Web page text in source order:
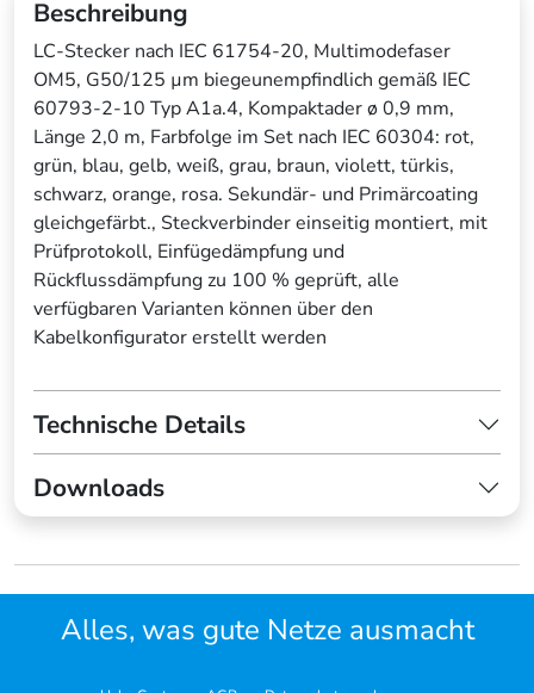
Beschreibung
LC-Stecker nach IEC 61754-20, Multimodefaser
OM5, G50/125 µm biegeunempfindlich gemäß IEC
60793-2-10 Typ A1a.4, Kompaktader ø 0,9 mm,
Länge 2,0 m, Farbfolge im Set nach IEC 60304: rot,
grün, blau, gelb, weiß, grau, braun, violett, türkis,
schwarz, orange, rosa. Sekundär- und Primärcoating
gleichgefärbt., Steckverbinder einseitig montiert, mit
Prüfprotokoll, Einfügedämpfung und
Rückflussdämpfung zu 100 % geprüft, alle
verfügbaren Varianten können über den
Kabelkonfigurator erstellt werden
Technische Details
Downloads
Alles, was gute Netze ausmacht